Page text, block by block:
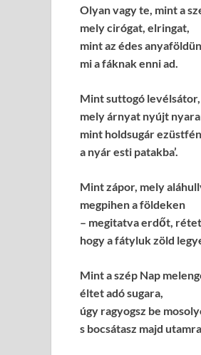
Olyan vagy te, mint a
mely cirógat, elringat,
mint az édes
mi a fáknak enni ad.
Mint suttogó levélsátor,
mely árnyat nyújt
mint holdsugár
a nyár esti patakba’.
Mint zápor, mely
megpihen a földeken
– megitatva erdőt,
hogy a fátyluk zöld
Mint a szép Nap
éltet adó sugara,
úgy ragyogsz be
s bocsátasz majd